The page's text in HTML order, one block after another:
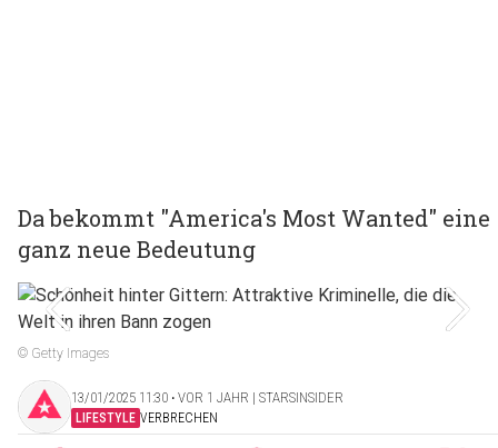
Da bekommt "America's Most Wanted" eine
ganz neue Bedeutung
© Getty Images
13/01/2025 11:30 ‧ VOR 1 JAHR | STARSINSIDER
LIFESTYLE VERBRECHEN